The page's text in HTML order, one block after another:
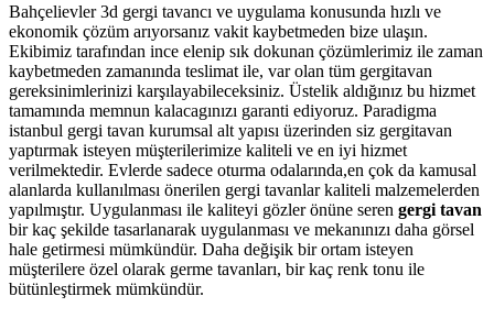
Bahçelievler 3d gergi tavancı ve uygulama konusunda hızlı ve
ekonomik çözüm arıyorsanız vakit kaybetmeden bize ulaşın.
Ekibimiz tarafından ince elenip sık dokunan çözümlerimiz ile zaman
kaybetmeden zamanında teslimat ile, var olan tüm gergitavan
gereksinimlerinizi karşılayabileceksiniz. Üstelik aldığınız bu hizmet
tamamında memnun kalacagınızı garanti ediyoruz. Paradigma
istanbul gergi tavan kurumsal alt yapısı üzerinden siz gergitavan
yaptırmak isteyen müşterilerimize kaliteli ve en iyi hizmet
verilmektedir. Evlerde sadece oturma odalarında,en çok da kamusal
alanlarda kullanılması önerilen gergi tavanlar kaliteli malzemelerden
yapılmıştır. Uygulanması ile kaliteyi gözler önüne seren gergi tavan
bir kaç şekilde tasarlanarak uygulanması ve mekanınızı daha görsel
hale getirmesi mümkündür. Daha değişik bir ortam isteyen
müşterilere özel olarak germe tavanları, bir kaç renk tonu ile
bütünleştirmek mümkündür.